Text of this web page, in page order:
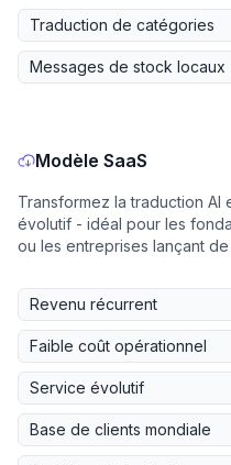
Traduction de catégories
Messages de stock locaux
Modèle SaaS
Transformez la traduction
évolutif - idéal pour les
ou les entreprises lançant
Revenu récurrent
Faible coût opérationnel
Service évolutif
Base de clients mondiale